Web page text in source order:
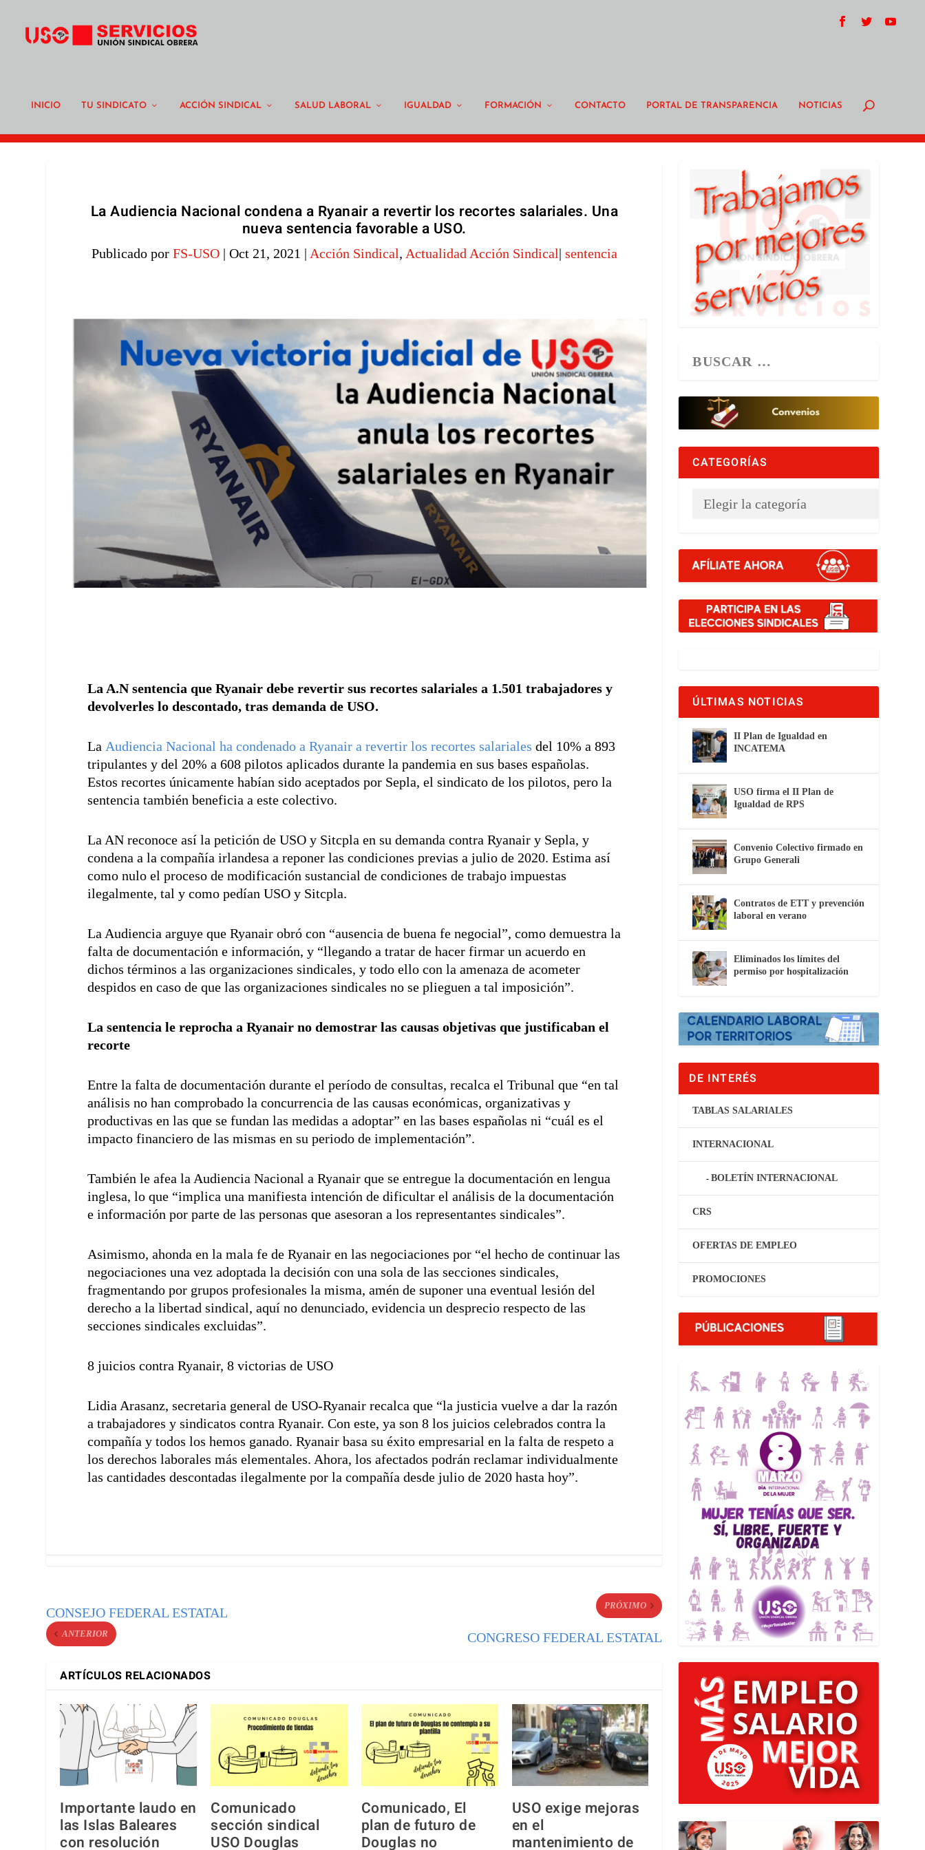
INICIO TU SINDICATO ACCIÓN SINDICAL SALUD LABORAL IGUALDAD FORMACIÓN CONTACTO PORTAL DE TRANSPARENCIA NOTICIAS
La Audiencia Nacional condena a Ryanair a revertir los recortes salariales. Una
nueva sentencia favorable a USO.
Publicado por FS-USO| Oct 21, 2021 | Acción Sindical, Actualidad Acción Sindical| sentencia
La A.N sentencia que Ryanair debe revertir sus recortes salariales a 1.501 trabajadores y
devolverles lo descontado, tras demanda de USO.
La Audiencia Nacional ha condenado a Ryanair a revertir los recortes salariales del 10% a 893
tripulantes y del 20% a 608 pilotos aplicados durante la pandemia en sus bases españolas.
Estos recortes únicamente habían sido aceptados por Sepla, el sindicato de los pilotos, pero la
sentencia también beneficia a este colectivo.
La AN reconoce así la petición de USO y Sitcpla en su demanda contra Ryanair y Sepla, y
condena a la compañía irlandesa a reponer las condiciones previas a julio de 2020. Estima así
como nulo el proceso de modificación sustancial de condiciones de trabajo impuestas
ilegalmente, tal y como pedían USO y Sitcpla.
La Audiencia arguye que Ryanair obró con “ausencia de buena fe negocial”, como demuestra la
falta de documentación e información, y “llegando a tratar de hacer firmar un acuerdo en
dichos términos a las organizaciones sindicales, y todo ello con la amenaza de acometer
despidos en caso de que las organizaciones sindicales no se plieguen a tal imposición”.
La sentencia le reprocha a Ryanair no demostrar las causas objetivas que justificaban el
recorte
Entre la falta de documentación durante el período de consultas, recalca el Tribunal que “en tal
análisis no han comprobado la concurrencia de las causas económicas, organizativas y
productivas en las que se fundan las medidas a adoptar” en las bases españolas ni “cuál es el
impacto financiero de las mismas en su periodo de implementación”.
También le afea la Audiencia Nacional a Ryanair que se entregue la documentación en lengua
inglesa, lo que “implica una manifiesta intención de dificultar el análisis de la documentación
e información por parte de las personas que asesoran a los representantes sindicales”.
Asimismo, ahonda en la mala fe de Ryanair en las negociaciones por “el hecho de continuar las
negociaciones una vez adoptada la decisión con una sola de las secciones sindicales,
fragmentando por grupos profesionales la misma, amén de suponer una eventual lesión del
derecho a la libertad sindical, aquí no denunciado, evidencia un desprecio respecto de las
secciones sindicales excluidas”.
8 juicios contra Ryanair, 8 victorias de USO
Lidia Arasanz, secretaria general de USO-Ryanair recalca que “la justicia vuelve a dar la razón
a trabajadores y sindicatos contra Ryanair. Con este, ya son 8 los juicios celebrados contra la
compañía y todos los hemos ganado. Ryanair basa su éxito empresarial en la falta de respeto a
los derechos laborales más elementales. Ahora, los afectados podrán reclamar individualmente
las cantidades descontadas ilegalmente por la compañía desde julio de 2020 hasta hoy”.
CONSEJO FEDERAL ESTATAL
ANTERIOR
PRÓXIMO
CONGRESO FEDERAL ESTATAL
ARTÍCULOS RELACIONADOS
Importante laudo en
las Islas Baleares
con resolución
Comunicado
sección sindical
USO Douglas
Comunicado, El
plan de futuro de
Douglas no
USO exige mejoras
en el
mantenimiento de
CATEGORÍAS
ÚLTIMAS NOTICIAS
II Plan de Igualdad en
INCATEMA
USO firma el II Plan de
Igualdad de RPS
Convenio Colectivo firmado en
Grupo Generali
Contratos de ETT y prevención
laboral en verano
Eliminados los límites del
permiso por hospitalización
DE INTERÉS
TABLAS SALARIALES
INTERNACIONAL
BOLETÍN INTERNACIONAL
CRS
OFERTAS DE EMPLEO
PROMOCIONES